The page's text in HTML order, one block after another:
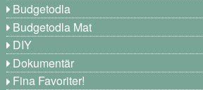
Budgetodla
Budgetodla Mat
DIY
Dokumentär
Fina Favoriter!